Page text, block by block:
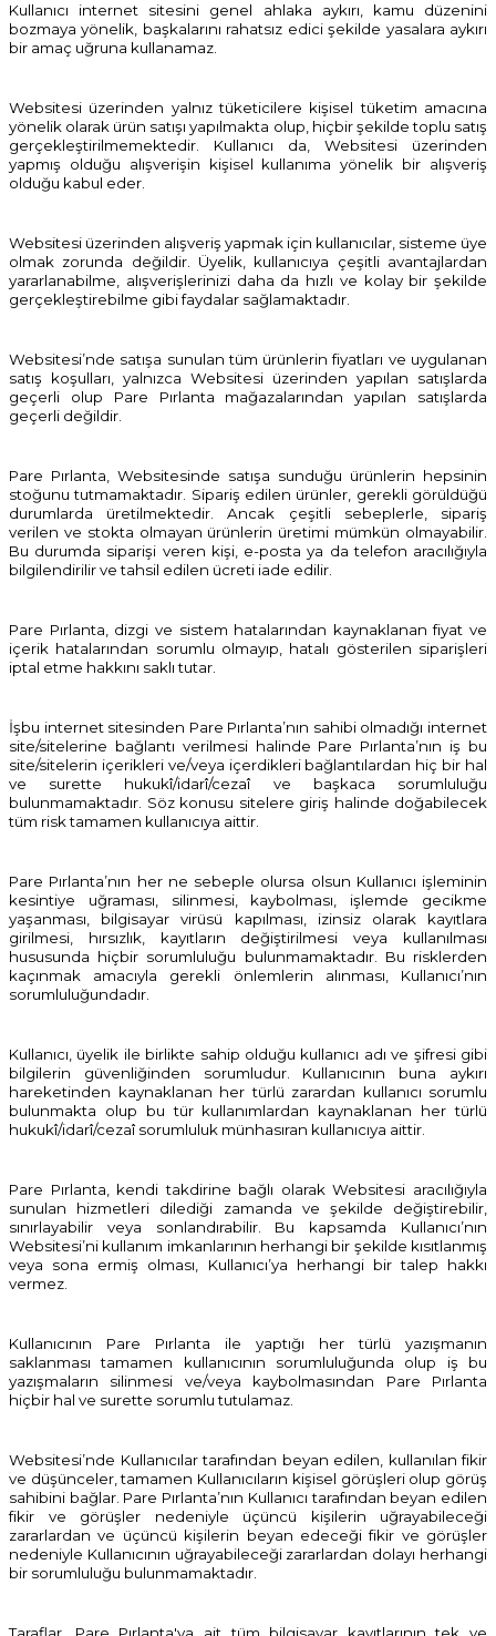
Kullanıcı internet sitesini genel ahlaka aykırı, kamu düzenini
bozmaya yönelik, başkalarını rahatsız edici şekilde yasalara aykırı
bir amaç uğruna kullanamaz.
Websitesi üzerinden yalnız tüketicilere kişisel tüketim amacına
yönelik olarak ürün satışı yapılmakta olup, hiçbir şekilde toplu satış
gerçekleştirilmemektedir. Kullanıcı da, Websitesi üzerinden
yapmış olduğu alışverişin kişisel kullanıma yönelik bir alışveriş
olduğu kabul eder.
Websitesi üzerinden alışveriş yapmak için kullanıcılar, sisteme üye
olmak zorunda değildir. Üyelik, kullanıcıya çeşitli avantajlardan
yararlanabilme, alışverişlerinizi daha da hızlı ve kolay bir şekilde
gerçekleştirebilme gibi faydalar sağlamaktadır.
Websitesi’nde satışa sunulan tüm ürünlerin fiyatları ve uygulanan
satış koşulları, yalnızca Websitesi üzerinden yapılan satışlarda
geçerli olup Pare Pırlanta mağazalarından yapılan satışlarda
geçerli değildir.
Pare Pırlanta, Websitesinde satışa sunduğu ürünlerin hepsinin
stoğunu tutmamaktadır. Sipariş edilen ürünler, gerekli görüldüğü
durumlarda üretilmektedir. Ancak çeşitli sebeplerle, sipariş
verilen ve stokta olmayan ürünlerin üretimi mümkün olmayabilir.
Bu durumda siparişi veren kişi, e-posta ya da telefon aracılığıyla
bilgilendirilir ve tahsil edilen ücreti iade edilir.
Pare Pırlanta, dizgi ve sistem hatalarından kaynaklanan fiyat ve
içerik hatalarından sorumlu olmayıp, hatalı gösterilen siparişleri
iptal etme hakkını saklı tutar.
İşbu internet sitesinden Pare Pırlanta’nın sahibi olmadığı internet
site/sitelerine bağlantı verilmesi halinde Pare Pırlanta’nın iş bu
site/sitelerin içerikleri ve/veya içerdikleri bağlantılardan hiç bir hal
ve surette hukukî/idarî/cezaî ve başkaca sorumluluğu
bulunmamaktadır. Söz konusu sitelere giriş halinde doğabilecek
tüm risk tamamen kullanıcıya aittir.
Pare Pırlanta’nın her ne sebeple olursa olsun Kullanıcı işleminin
kesintiye uğraması, silinmesi, kaybolması, işlemde gecikme
yaşanması, bilgisayar virüsü kapılması, izinsiz olarak kayıtlara
girilmesi, hırsızlık, kayıtların değiştirilmesi veya kullanılması
hususunda hiçbir sorumluluğu bulunmamaktadır. Bu risklerden
kaçınmak amacıyla gerekli önlemlerin alınması, Kullanıcı’nın
sorumluluğundadır.
Kullanıcı, üyelik ile birlikte sahip olduğu kullanıcı adı ve şifresi gibi
bilgilerin güvenliğinden sorumludur. Kullanıcının buna aykırı
hareketinden kaynaklanan her türlü zarardan kullanıcı sorumlu
bulunmakta olup bu tür kullanımlardan kaynaklanan her türlü
hukukî/idarî/cezaî sorumluluk münhasıran kullanıcıya aittir.
Pare Pırlanta, kendi takdirine bağlı olarak Websitesi aracılığıyla
sunulan hizmetleri dilediği zamanda ve şekilde değiştirebilir,
sınırlayabilir veya sonlandırabilir. Bu kapsamda Kullanıcı’nın
Websitesi’ni kullanım imkanlarının herhangi bir şekilde kısıtlanmış
veya sona ermiş olması, Kullanıcı’ya herhangi bir talep hakkı
vermez.
Kullanıcının Pare Pırlanta ile yaptığı her türlü yazışmanın
saklanması tamamen kullanıcının sorumluluğunda olup iş bu
yazışmaların silinmesi ve/veya kaybolmasından Pare Pırlanta
hiçbir hal ve surette sorumlu tutulamaz.
Websitesi’nde Kullanıcılar tarafından beyan edilen, kullanılan fikir
ve düşünceler, tamamen Kullanıcıların kişisel görüşleri olup görüş
sahibini bağlar. Pare Pırlanta’nın Kullanıcı tarafından beyan edilen
fikir ve görüşler nedeniyle üçüncü kişilerin uğrayabileceği
zararlardan ve üçüncü kişilerin beyan edeceği fikir ve görüşler
nedeniyle Kullanıcının uğrayabileceği zararlardan dolayı herhangi
bir sorumluluğu bulunmamaktadır.